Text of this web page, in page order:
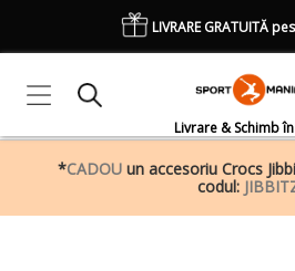
Livrare & Schimb
LIVRARE GRATUITĂ
*CADOU un accesoriu Crocs
codul: